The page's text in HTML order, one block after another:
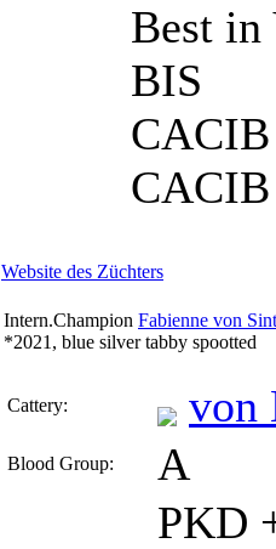
Best in
BIS
Website des Züchters
Intern.Champion Fabienne von
*2021, blue silver tabby spootted
Cattery: von
Blood Group: A
PKD